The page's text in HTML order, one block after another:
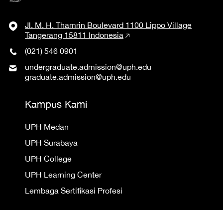
Jl. M. H. Thamrin Boulevard 1100 Lippo Village
Tangerang 15811 Indonesia
(021) 546 0901
undergraduate.admission@uph.edu
graduate.admission@uph.edu
Kampus Kami
UPH Medan
UPH Surabaya
UPH College
UPH Learning Center
Lembaga Sertifikasi Profesi